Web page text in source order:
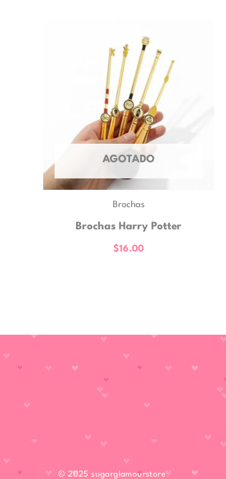
AGOTADO
Brochas
Brochas Harry Potter
$16.00
© 2025sugarglamourstore